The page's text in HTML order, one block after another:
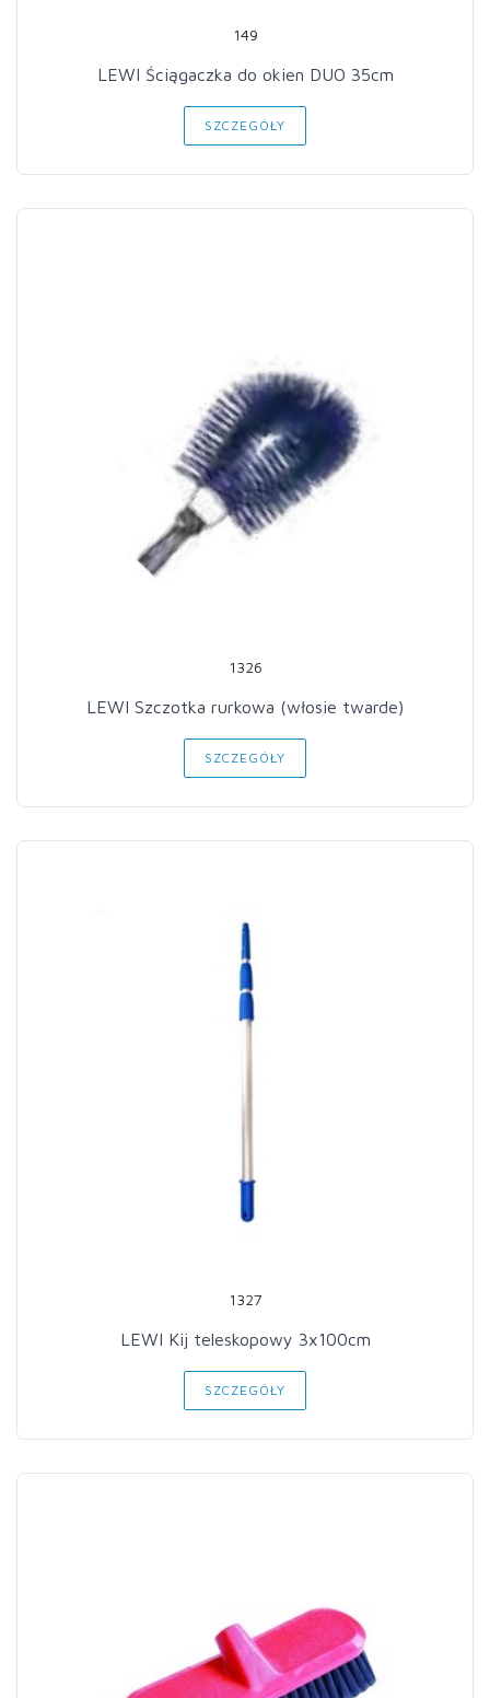
149
LEWI Ściągaczka do okien DUO 35cm
SZCZEGÓŁY
1326
LEWI Szczotka rurkowa (włosie twarde)
SZCZEGÓŁY
1327
LEWI Kij teleskopowy 3x100cm
SZCZEGÓŁY